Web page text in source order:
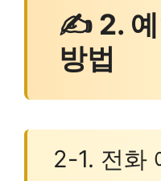
✍ 2. 예
방법
2-1. 전화